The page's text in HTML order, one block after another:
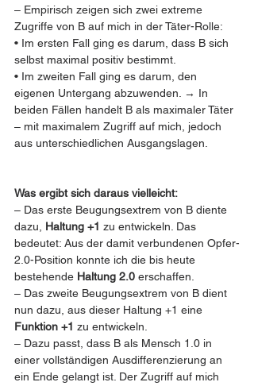
– Empirisch zeigen sich zwei extreme
Zugriffe von B auf mich in der Täter-Rolle:
• Im ersten Fall ging es darum, dass B sich
selbst maximal positiv bestimmt.
• Im zweiten Fall ging es darum, den
eigenen Untergang abzuwenden. → In
beiden Fällen handelt B als maximaler Täter
– mit maximalem Zugriff auf mich, jedoch
aus unterschiedlichen Ausgangslagen.
Was ergibt sich daraus vielleicht:
– Das erste Beugungsextrem von B diente
dazu, Haltung +1 zu entwickeln. Das
bedeutet: Aus der damit verbundenen Opfer-
2.0-Position konnte ich die bis heute
bestehende Haltung 2.0 erschaffen.
– Das zweite Beugungsextrem von B dient
nun dazu, aus dieser Haltung +1 eine
Funktion +1 zu entwickeln.
– Dazu passt, dass B als Mensch 1.0 in
einer vollständigen Ausdifferenzierung an
ein Ende gelangt ist. Der Zugriff auf mich